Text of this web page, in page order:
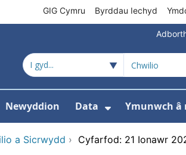
GIG Cymru Byrddau Iechyd
cynnyrch
ar gyfer Amdanom ni
Newyddion Data Ymunwch â
a Sicrwydd › Cyfarfod: 21 Ionawr